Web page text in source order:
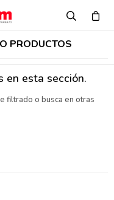
PRODUCTOS
en esta sección.
filtrado o busca en otras